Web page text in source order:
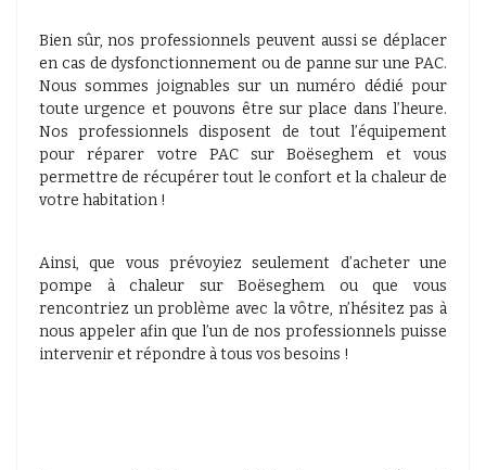
Bien sûr, nos professionnels peuvent aussi se déplacer
en cas de dysfonctionnement ou de panne sur une PAC.
Nous sommes joignables sur un numéro dédié pour
toute urgence et pouvons être sur place dans l’heure.
Nos professionnels disposent de tout l’équipement
pour réparer votre PAC sur Boëseghem et vous
permettre de récupérer tout le confort et la chaleur de
votre habitation !
Ainsi, que vous prévoyiez seulement d’acheter une
pompe à chaleur sur Boëseghem ou que vous
rencontriez un problème avec la vôtre, n’hésitez pas à
nous appeler afin que l’un de nos professionnels puisse
intervenir et répondre à tous vos besoins !